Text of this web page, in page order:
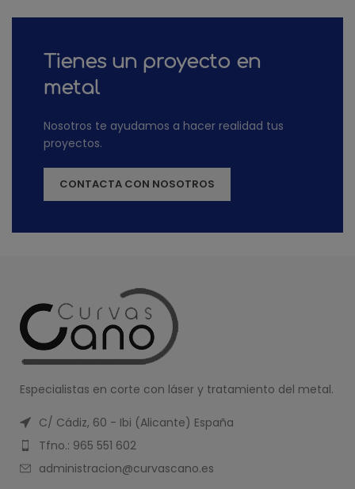
Tienes un proyecto en
metal
Nosotros te ayudamos a hacer realidad tus
proyectos.
CONTACTA CON NOSOTROS
Especialistas en corte con láser y tratamiento del metal.
C/ Cádiz, 60 - Ibi (Alicante) España
Tfno.: 965 551 602
administracion@curvascano.es